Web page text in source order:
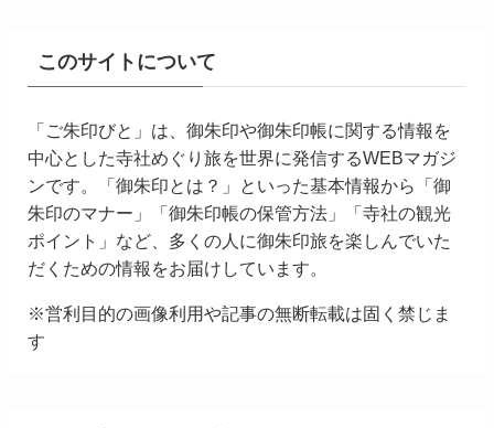
このサイトについて
「ご朱印びと」は、御朱印や御朱印帳に関する情報を
中心とした寺社めぐり旅を世界に発信するWEBマガジ
ンです。「御朱印とは？」といった基本情報から「御
朱印のマナー」「御朱印帳の保管方法」「寺社の観光
ポイント」など、多くの人に御朱印旅を楽しんでいた
だくための情報をお届けしています。
※営利目的の画像利用や記事の無断転載は固く禁じま
す